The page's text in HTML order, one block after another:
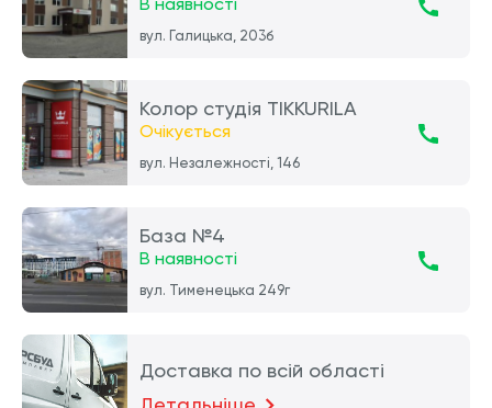
вул. Галицька, 203б
Колор студія TIKKURILA
Очікується
вул. Незалежності, 146
База №4
В наявності
вул. Тименецька 249г
Доставка по всій області